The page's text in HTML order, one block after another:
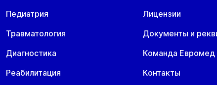
Педиатрия
Травматология
Диагностика
Реабилитация
Лицензии
Документы и
Команда Евромед
Контакты